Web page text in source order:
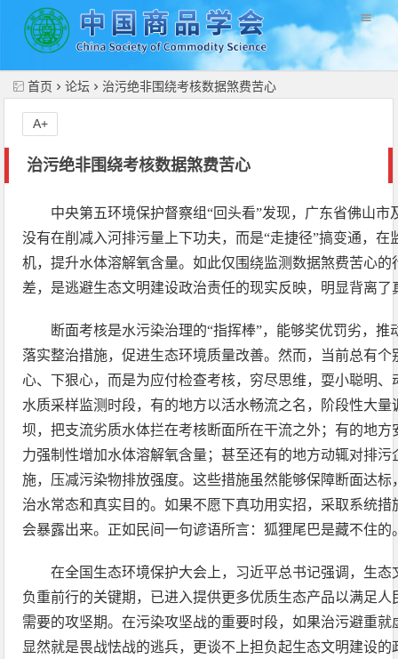
首页 论坛 治污绝非围绕考核数据煞费苦心
治污绝非围绕考核数据煞费苦心
A+
中央第五环境保护督察组“回头看”发现，广东省佛山
没有在削减入河排污量上下功夫，而是“走捷径”搞变通，在
机，提升水体溶解氧含量。如此仅围绕监测数据煞费苦心
差，是逃避生态文明建设政治责任的现实反映，明显背离
断面考核是水污染治理的“指挥棒”，能够奖优罚劣，
落实整治措施，促进生态环境质量改善。然而，当前总有
心、下狠心，而是为应付检查考核，穷尽思维，耍小聪明
水质采样监测时段，有的地方以活水畅流之名，阶段性大
坝，把支流劣质水体拦在考核断面所在干流之外；有的地
力强制性增加水体溶解氧含量；甚至还有的地方动辄对排
施，压减污染物排放强度。这些措施虽然能够保障断面达
治水常态和真实目的。如果不愿下真功用实招，采取系统
会暴露出来。正如民间一句谚语所言：狐狸尾巴是藏不住的
在全国生态环境保护大会上，习近平总书记强调，生
负重前行的关键期，已进入提供更多优质生态产品以满足
需要的攻坚期。在污染攻坚战的重要时段，如果治污避重就
显然就是畏战怯战的逃兵，更谈不上担负起生态文明建设的